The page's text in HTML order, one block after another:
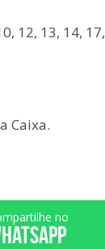
12, 13, 14, 17,
Caixa.
no